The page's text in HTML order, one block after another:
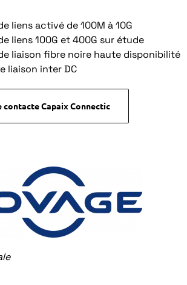
liens activé de 100M à 10G
liens 100G et 400G sur étude
liaison fibre noire haute disponibilité
liaison inter DC
contacte Capaix Connectic